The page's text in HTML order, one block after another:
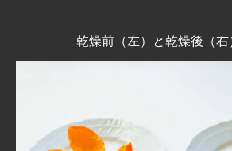
乾燥前（左）と乾燥後（右